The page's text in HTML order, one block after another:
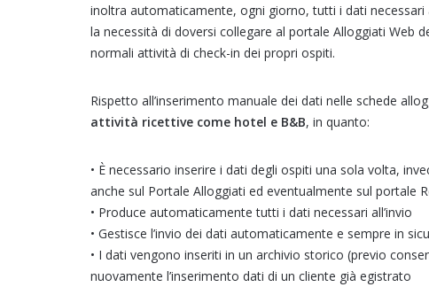
inoltra automaticamente, ogni giorno, tutti i dati necessari
la necessità di doversi collegare al portale Alloggiati Web
normali attività di check-in dei propri ospiti.
Rispetto all’inserimento manuale dei dati nelle schede
attività ricettive come hotel e B&B, in quanto:
• È necessario inserire i dati degli ospiti una sola volta,
anche sul Portale Alloggiati ed eventualmente sul portale
• Produce automaticamente tutti i dati necessari all’invio
• Gestisce l’invio dei dati automaticamente e sempre in
• I dati vengono inseriti in un archivio storico (previo
nuovamente l’inserimento dati di un cliente già egistrato